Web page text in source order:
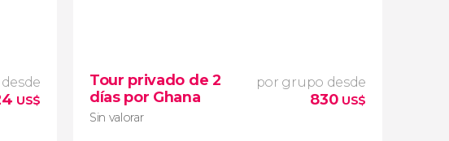
US$
Tour privado de 2
días por Ghana
Sin valorar
por grupo desde
830 US$